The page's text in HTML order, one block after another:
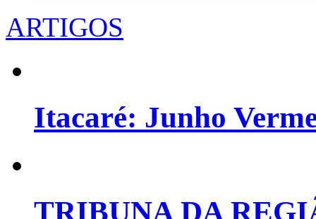
ARTIGOS
Itacaré: Junho
TRIBUNA DA